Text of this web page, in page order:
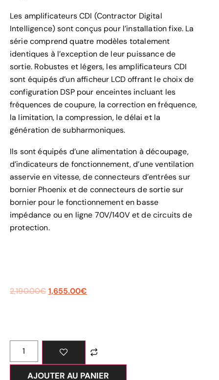
Les amplificateurs CDI (Contractor Digital
Intelligence) sont conçus pour l’installation fixe. La
série comprend quatre modèles totalement
identiques à l’exception de leur puissance de
sortie. Robustes et légers, les amplificateurs CDI
sont équipés d’un afficheur LCD offrant le choix de
configuration DSP pour enceintes incluant les
fréquences de coupure, la correction en fréquence,
la limitation, la compression, le délai et la
génération de subharmoniques.
Ils sont équipés d’une alimentation à découpage,
d’indicateurs de fonctionnement, d’une ventilation
asservie en vitesse, de connecteurs d’entrées sur
bornier Phoenix et de connecteurs de sortie sur
bornier pour le fonctionnement en basse
impédance ou en ligne 70V/140V et de circuits de
protection.
2,190.00€ 1,655.00€
AJOUTER AU PANIER